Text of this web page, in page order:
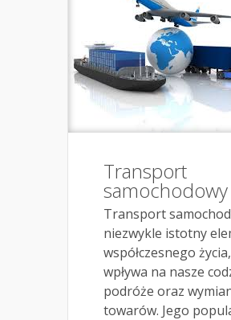
Transport
samochodowy
Transport
niezwykle istotny
współczesnego
wpływa na nasze
podróże oraz
towarów. Jego